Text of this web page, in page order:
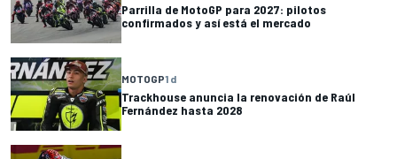
Parrilla de MotoGP para 2027: pilotos
confirmados y así está el mercado
MOTOGP1 d
Trackhouse anuncia la renovación de Raúl
Fernández hasta 2028